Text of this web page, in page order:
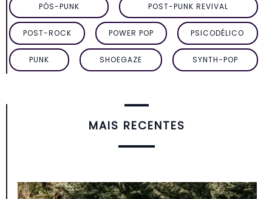
PÓS-PUNK POST-PUNK REVIVAL
POST-ROCK POWER POP PSICODÉLICO
PUNK SHOEGAZE SYNTH-POP
MAIS RECENTES